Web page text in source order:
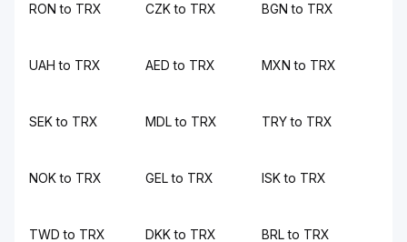
RON to TRX CZK to TRX BGN to TRX
UAH to TRX AED to TRX MXN to TRX
SEK to TRX MDL to TRX TRY to TRX
NOK to TRX GEL to TRX ISK to TRX
TWD to TRX DKK to TRX BRL to TRX